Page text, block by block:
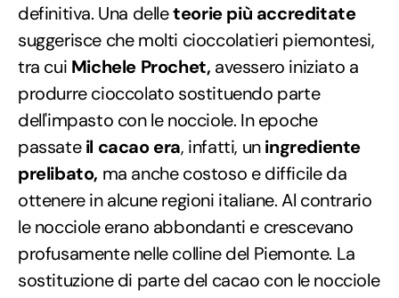
definitiva. Una delleteorie più accreditate
suggerisce che molti cioccolatieri piemontesi,
tra cui Michele Prochet, avessero iniziato a
produrre cioccolato sostituendo parte
dell'impasto con le nocciole. In epoche
passateil cacao era, infatti, uningrediente
prelibato, ma anche costoso e difficile da
ottenere in alcune regioni italiane. Al contrario
le nocciole erano abbondanti e crescevano
profusamente nelle colline del Piemonte. La
sostituzione di parte del cacao con le nocciole